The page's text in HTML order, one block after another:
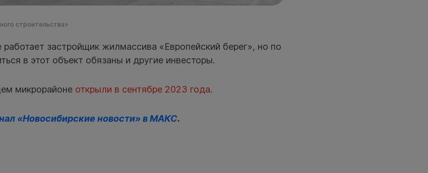
строительства»
застройщик жилмассива «Европейский берег», но по
в этот объект обязаны и другие инвесторы.
микрорайоне открыли в сентябре 2023 года.
«Новосибирские новости» в МАКС.